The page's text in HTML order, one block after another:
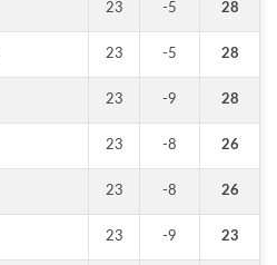
23 -5 28
23 -5 28
23 -9 28
23 -8 26
23 -8 26
23 -9 23